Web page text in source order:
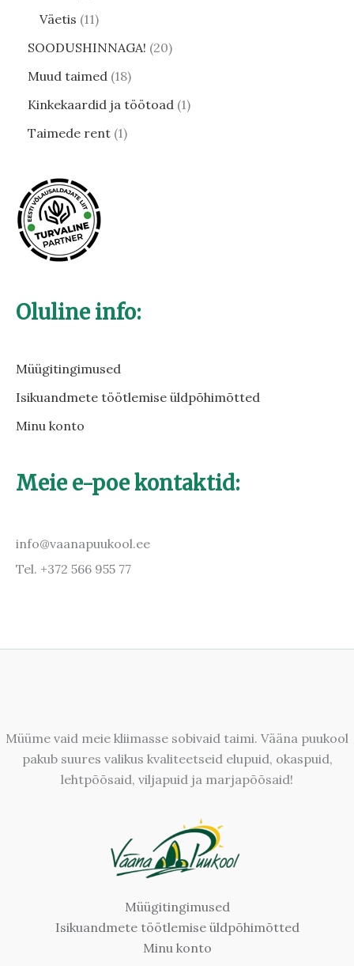
Väetis 11
SOODUSHINNAGA! 20
Muud taimed 18
Kinkekaardid ja töötoad 1
Taimede rent 1
Oluline info:
Müügitingimused
Isikuandmete töötlemise üldpõhimõtted
Minu konto
Meie e-poe kontaktid:
info@vaanapuukool.ee
Tel. +372 566 955 77
Müüme vaid meie kliimasse sobivaid taimi. Vääna puukool
pakub suures valikus kvaliteetseid elupuid, okaspuid,
lehtpõõsaid, viljapuid ja marjapõõsaid!
Müügitingimused
Isikuandmete töötlemise üldpõhimõtted
Minu konto